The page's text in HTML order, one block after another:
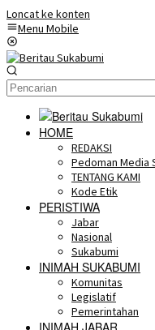
Loncat ke konten
Menu Mobile
HOME
REDAKSI
Pedoman Media
TENTANG KAMI
Kode Etik
PERISTIWA
Jabar
Nasional
Sukabumi
INIMAH SUKABUMI
Komunitas
Legislatif
Pemerintahan
INIMAH JABAR